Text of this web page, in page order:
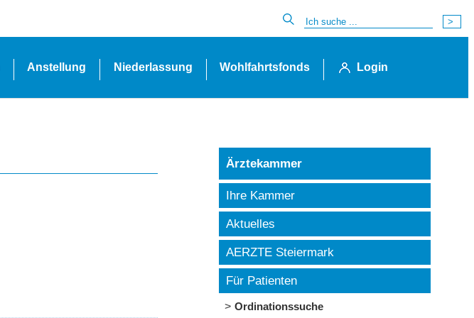
Anstellung Niederlassung Wohlfahrtsfonds Login
Ärztekammer
Ihre Kammer
Aktuelles
AERZTE Steiermark
Für Patienten
Ordinationssuche